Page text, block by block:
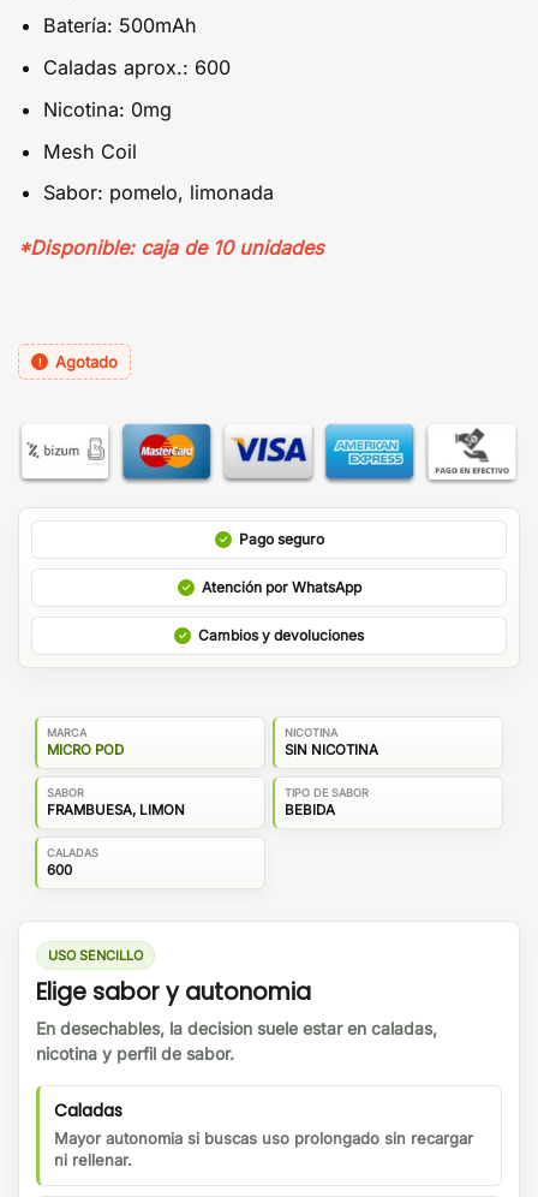
Batería: 500mAh
Caladas aprox.: 600
Nicotina: 0mg
Mesh Coil
Sabor: pomelo, limonada
*Disponible: caja de 10 unidades
Agotado
Pago seguro
Atención por WhatsApp
Cambios y devoluciones
MARCA
MICRO POD
NICOTINA
SIN NICOTINA
SABOR
FRAMBUESA, LIMON
TIPO DE SABOR
BEBIDA
CALADAS
600
USO SENCILLO
Elige sabor y autonomia
En desechables, la decision suele estar en caladas,
nicotina y perfil de sabor.
Caladas
Mayor autonomia si buscas uso prolongado sin recargar
ni rellenar.